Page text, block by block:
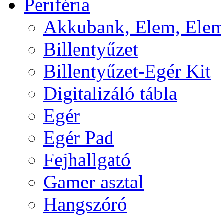
Periféria
Akkubank, Elem,
Billentyűzet
Billentyűzet-Egér Kit
Digitalizáló tábla
Egér
Egér Pad
Fejhallgató
Gamer asztal
Hangszóró